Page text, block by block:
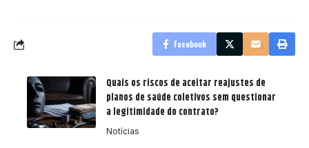
Facebook
Quais os riscos de aceitar reajustes de
planos de saúde coletivos sem questionar
a legitimidade do contrato?
Notícias